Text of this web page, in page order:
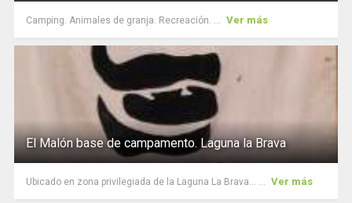
Camping. Animales de granja. Recreación. ... Ver más
El Malón base de campamento. Laguna la Brava
Ubicado en zona privilegiada de la Laguna La Brava... ... Ver más